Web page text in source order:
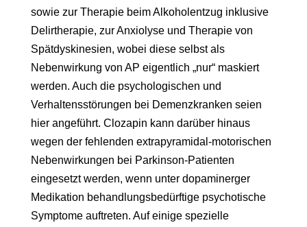
sowie zur Therapie beim Alkoholentzug inklusive
Delirtherapie, zur Anxiolyse und Therapie von
Spätdyskinesien, wobei diese selbst als
Nebenwirkung von AP eigentlich „nur“ maskiert
werden. Auch die psychologischen und
Verhaltensstörungen bei Demenzkranken seien
hier angeführt. Clozapin kann darüber hinaus
wegen der fehlenden extrapyramidal-motorischen
Nebenwirkungen bei Parkinson-Patienten
eingesetzt werden, wenn unter dopaminerger
Medikation behandlungsbedürftige psychotische
Symptome auftreten. Auf einige spezielle